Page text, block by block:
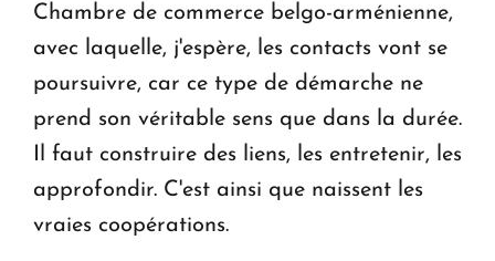
Chambre de commerce belgo-arménienne,
avec laquelle, j'espère, les contacts vont se
poursuivre, car ce type de démarche ne
prend son véritable sens que dans la durée.
Il faut construire des liens, les entretenir, les
approfondir. C'est ainsi que naissent les
vraies coopérations.